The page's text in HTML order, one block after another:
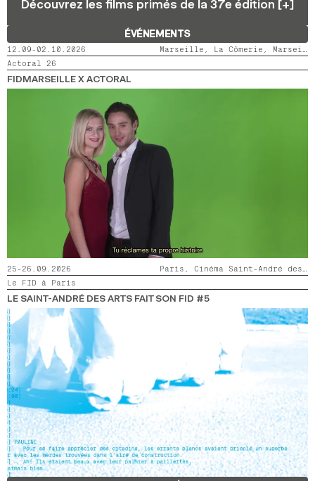
2024
2022
2020
2018
RECHERCHE
Découvrez les films primés de la 37e édition [+]
ÉVÉNEMENTS
12.09-02.10.2026
Marseille, La Cômerie, Marseille, LaMaM, Marseille, Videodrome 2
Actoral 26
FIDMARSEILLE X ACTORAL
25-26.09.2026
Paris, Cinéma Saint-André des Arts
Le FID à Paris
LE SAINT-ANDRÉ DES ARTS FAIT SON FID #5